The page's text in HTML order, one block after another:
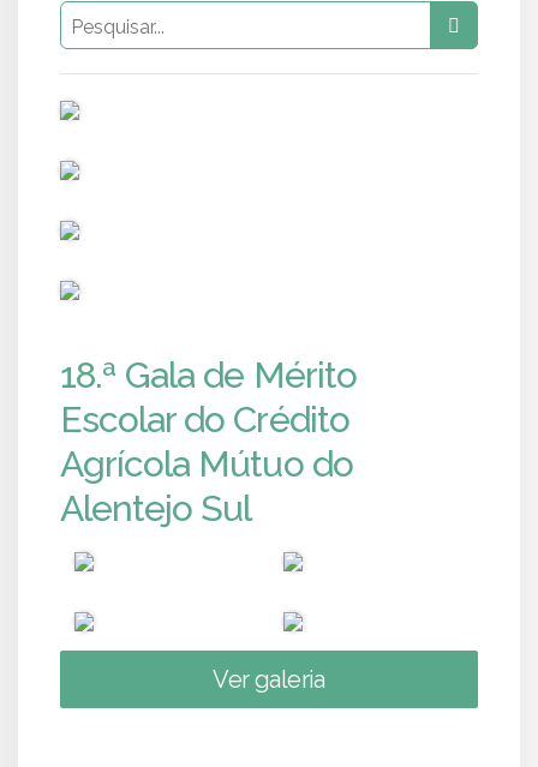
18.ª Gala de Mérito
Escolar do Crédito
Agrícola Mútuo do
Alentejo Sul
Ver galeria